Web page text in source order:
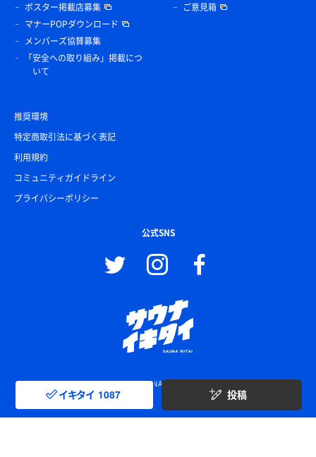
イキタイ 1087 投稿
ポスター掲載店募集
マナーPOPダウンロード
メンバーズ協賛募集
「安全への取り組み」掲載につ
いて
ご意見箱
推奨環境
特定商取引法に基づく表記
利用規約
コミュニティガイドライン
プライバシーポリシー
公式SNS
© SAUNA IKITAI